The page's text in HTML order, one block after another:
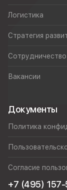
Логистика
Стратегия
Сотрудничество
Вакансии
Документы
Политика
Согласие
+7 (495) 157-